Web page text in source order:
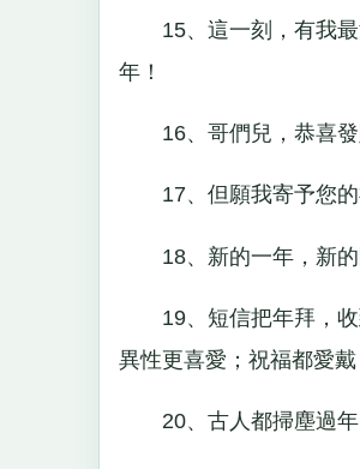
15、這一刻，有我最
年！
16、哥們兒，恭喜發
17、但願我寄予您的
18、新的一年，新的
19、短信把年拜，收
異性更喜愛；祝福都愛
20、古人都掃塵過年